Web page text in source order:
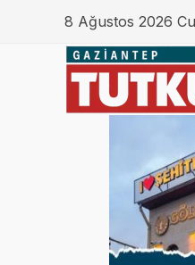
8 Ağustos 2026